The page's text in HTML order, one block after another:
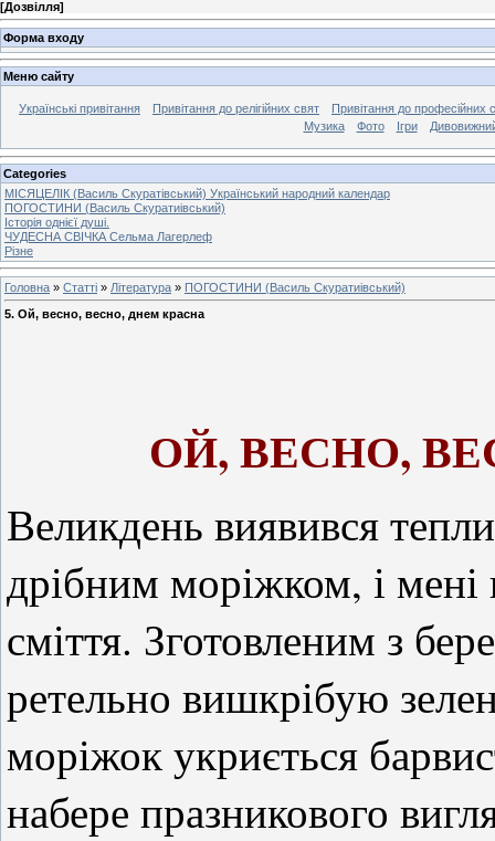
[Дозвілля]
Форма входу
Меню сайту
Українські привітання Привітання до релігійних свят
Привітання до професійних
Музика
Фото Ігри
Categories
МІСЯЦЕЛІК (Василь Скуратівський) Український народний календар
ПОГОСТИНИ (Василь Скуратиівський)
Історія однієї душі.
ЧУДЕСНА СВІЧКА Сельма Лагерлеф
Різне
Головна » Статті » Література » ПОГОСТИНИ (Василь Скуратиівський)
5. Ой, весно, весно, днем красна
ОЙ, ВЕСНО,
Великдень виявився
дрібним моріжком, і мені
сміття. Зготовленим з
ретельно вишкрібую
моріжок укриється
набере празникового